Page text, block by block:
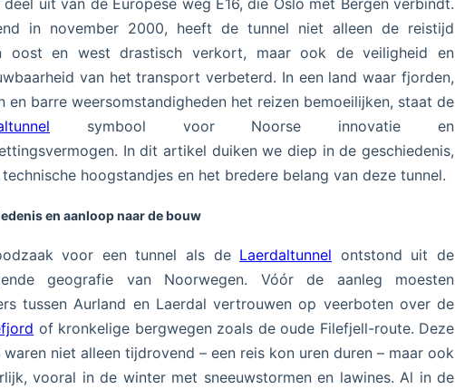
deel uit van de Europese weg E16, die Oslo met Bergen verbindt.
in november 2000, heeft de tunnel niet alleen de reistijd
oost en west drastisch verkort, maar ook de veiligheid en
van het transport verbeterd. In een land waar fjorden,
en barre weersomstandigheden het reizen bemoeilijken, staat de
symbool voor Noorse innovatie en
In dit artikel duiken we diep in de geschiedenis,
hoogstandjes en het bredere belang van deze tunnel.
en aanloop naar de bouw
voor een tunnel als de Laerdaltunnel ontstond uit de
geografie van Noorwegen. Vóór de aanleg moesten
tussen Aurland en Laerdal vertrouwen op veerboten over de
of kronkelige bergwegen zoals de oude Filefjell-route. Deze
niet alleen tijdrovend – een reis kon uren duren – maar ook
vooral in de winter met sneeuwstormen en lawines. Al in de